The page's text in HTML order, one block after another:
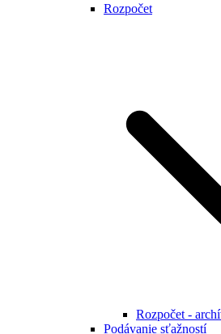
Rozpočet
Rozpočet -
Podávanie sťažností